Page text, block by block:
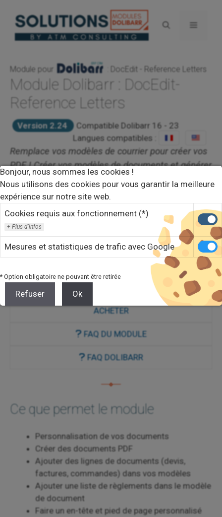
contenu
Module pour : DocEdit - Reference Letters
Module Dolibarr : DocEdit-
Reference Letters
Version 2.24
Compatible Dolibarr 16 - 23
Langues compatibles :
Remplace vos modèles de courrier pour créer vos
PDF ! Créer vos modèles de documents et générer
vos PDF avec DocEdit, pour vos propositions
commerciales, tiers, contacts, factures et
contrats,etc.
Document Formations Modèles
PD
F
ACHETER
FAQ DU MODULE
FAQ DOLIBARR
Ce que permet le module
Personnalisation de vos documents
Créer des documents PDF
Ajouter des lignes de documents (devis,
factures, commandes) dans vos modèles
Ajouter une liste de règlements dans le modèle
de document
Faire un en-tête et pied de page personnalisé
Bonjour, nous sommes les cookies !
Nous utilisons des cookies pour vous garantir la meilleure
expérience sur notre site web.
Cookies requis aux fonctionnement (*)
Plus d'infos
Mesures et statistiques de trafic avec Google
* Option obligatoire ne pouvant être retirée
Refuser Ok